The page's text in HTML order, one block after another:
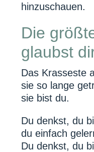
hinzuschauen.
Die
glaubst
Das Krasseste
sie so lange
sie bist du.
Du denkst, du
du einfach
Du denkst, du